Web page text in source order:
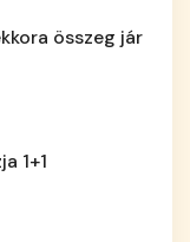
összeg jár
1+1